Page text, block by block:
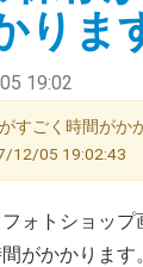
りま
19:02
すごく時間がか
12/05 19:02:43
ォトショッ
がかかります